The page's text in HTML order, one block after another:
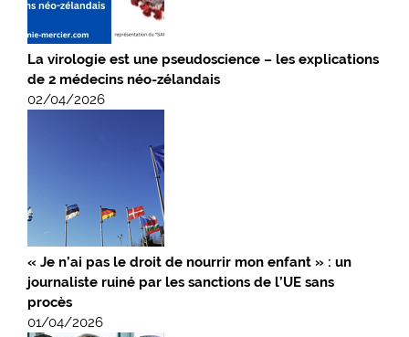
La virologie est une pseudoscience – les explications
de 2 médecins néo-zélandais
02/04/2026
« Je n’ai pas le droit de nourrir mon enfant » : un
journaliste ruiné par les sanctions de l’UE sans
procès
01/04/2026